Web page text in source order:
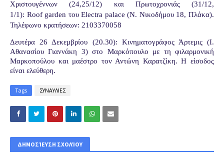
Χριστουγέννων (24,25/12) και Πρωτοχρονιάς (31/12,
1/1): Roof garden τουElectra palace (Ν. Νικοδήμου 18, Πλάκα).
Τηλέφωνο κρατήσεων: 2103370058
Δευτέρα 26 Δεκεμβρίου (20.30): Κινηματογράφος Άρτεμις (Ι.
Αθανασίου Γιαννάκη 3)στο Μαρκόπουλο με τηφιλαρμονική
Μαρκοπούλου και μαέστρο τον Αντώνη Καρατζίκη. Η είσοδος
είναι ελεύθερη.
Tags ΣΥΝΑΥΛΙΕΣ
ΔΗΜΟΣΊΕΥΣΗ ΣΧΟΛΊΟΥ